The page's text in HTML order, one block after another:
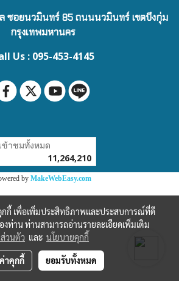
ซอยนวมินทร์ 85 ถนนนวมินทร์ เขตบึงกุ่ม
กรุงเทพมหานคร
Us : 095-453-4145
ข้าชมทั้งหมด
11,264,210
by MakeWebEasy.com
กกี้ เพื่อเพิ่มประสิทธิภาพและประสบการณ์ที่ดี
งท่าน ท่านสามารถอ่านรายละเอียดเพิ่มเติม
วนตัว และ นโยบายคุกกี้
าคุกกี้ ยอมรับทั้งหมด